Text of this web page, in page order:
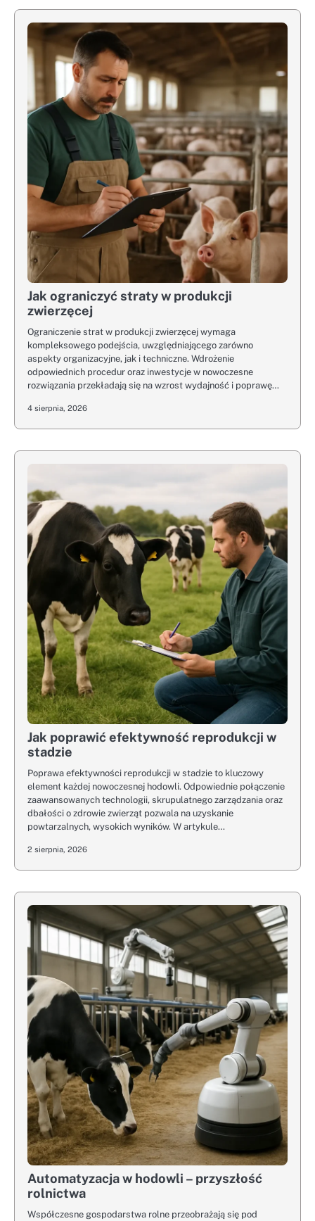
Jak ograniczyć straty w produkcji
zwierzęcej
Ograniczenie strat w produkcji zwierzęcej wymaga
kompleksowego podejścia, uwzględniającego zarówno
aspekty organizacyjne, jak i techniczne. Wdrożenie
odpowiednich procedur oraz inwestycje w nowoczesne
rozwiązania przekładają się na wzrost wydajność i poprawę…
4 sierpnia, 2026
Jak poprawić efektywność reprodukcji w
stadzie
Poprawa efektywności reprodukcji w stadzie to kluczowy
element każdej nowoczesnej hodowli. Odpowiednie połączenie
zaawansowanych technologii, skrupulatnego zarządzania oraz
dbałości o zdrowie zwierząt pozwala na uzyskanie
powtarzalnych, wysokich wyników. W artykule…
2 sierpnia, 2026
Automatyzacja w hodowli – przyszłość
rolnictwa
Współczesne gospodarstwa rolne przeobrażają się pod